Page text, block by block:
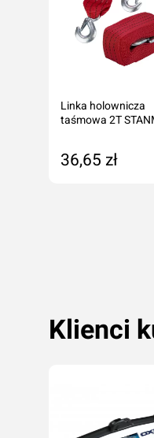
Linka holownicza
taśmowa 2T
36,65 zł
Klienci